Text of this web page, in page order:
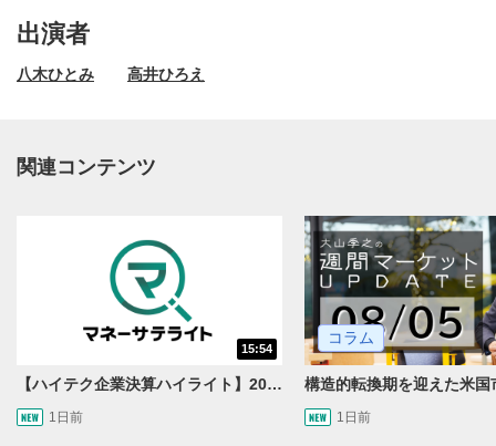
動画再生エリア
動画再生エリアをクリックすると、動画を再生または
一時停止します。
2
出演者
八木ひとみ 高井ひろえ
関連コンテンツ
15:54
【ハイテク企業決算ハイライト】2027年分のメモリに売切れ報道!?＜米国マーケットダイジェスト8/5号＞
1日前
コラム
1日前